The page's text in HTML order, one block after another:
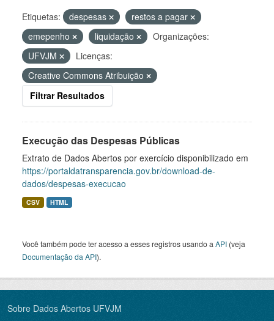
Etiquetas: despesas
restos a pagar
emepenho
liquidação
Organizações:
UFVJM
Licenças:
Creative Commons Atribuição
Filtrar Resultados
Execução das Despesas Públicas
Extrato de Dados Abertos por exercício disponibilizado em
https://portaldatransparencia.gov.br/download-de-
dados/despesas-execucao
CSV HTML
Você também pode ter acesso a esses registros usando a API (veja
Documentação da API).
Sobre Dados Abertos UFVJM